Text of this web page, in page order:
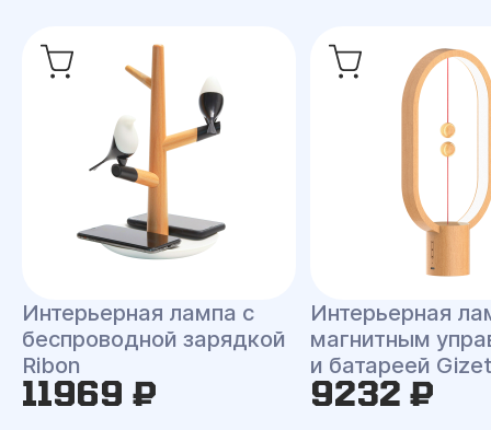
Интерьерная лампа с
беспроводной зарядкой
Ribon
11969 ₽
Интерьерная
магнитным
и батареей
9232 ₽